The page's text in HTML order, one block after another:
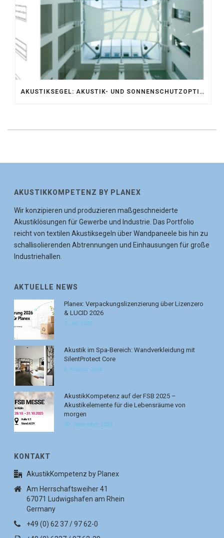
AKUSTIKSEGEL: AKUSTIK- UND SONNENSCHUTZOPTIMIERUNG IM ATRIUM DER UNIVERSITÄT BONN
AKUSTIKKOMPETENZ BY PLANEX
Wir konzipieren und produzieren maßgeschneiderte
Akustiklösungen für Gewerbe und Industrie. Das Portfolio
reicht von textilen Akustiksegeln über Wandpaneele bis hin zu
schallisolierenden Abtrennungen und Einhausungen für große
Industriehallen.
AKTUELLE NEWS
Planex: Verpackungslizenzierung über Lizenzero
& LUCID 2026
7. Juli 2026
Akustik im Spa-Bereich: Wandverkleidung mit
SilentProtect Core
6. Februar 2026
AkustikKompetenz auf der FSB 2025 –
Akustikelemente für die Lebensräume von
morgen
30. September 2025
KONTAKT
AkustikKompetenz by Planex
Am Herrschaftsweiher 41
67071 Ludwigshafen am Rhein
Germany
+49 (0) 62 37 / 97 62-0